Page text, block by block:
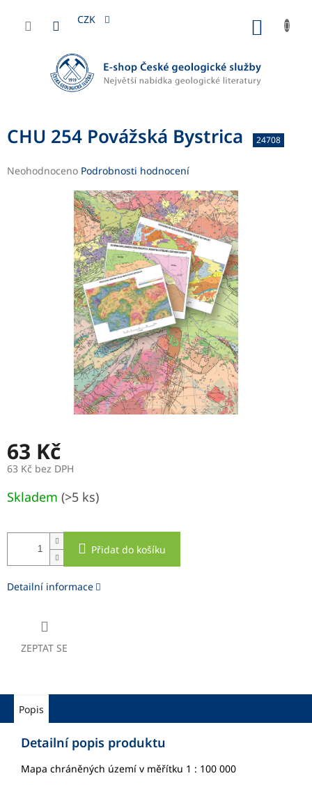
obsah
CZK
CHU 254 Povážská Bystrica 24708
Průměrné
Neohodnoceno Podrobnosti hodnocení
63 Kč
63 Kč bez DPH
cena:
Skladem (>5 ks)
Přidat do košíku
Detailní informace
ZEPTAT SE
Popis
Detailní popis produktu
Mapa chráněných území v měřítku 1 : 100 000